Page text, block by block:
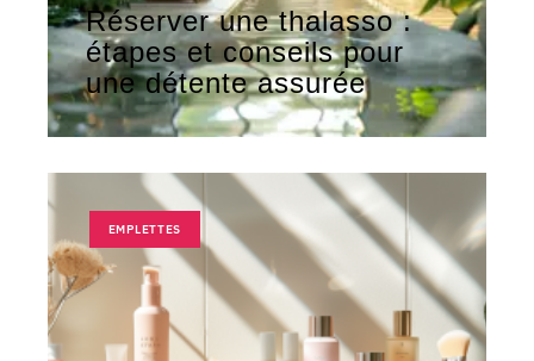
Réserver une thalasso :
étapes et conseils pour
une détente assurée
EMPLETTES